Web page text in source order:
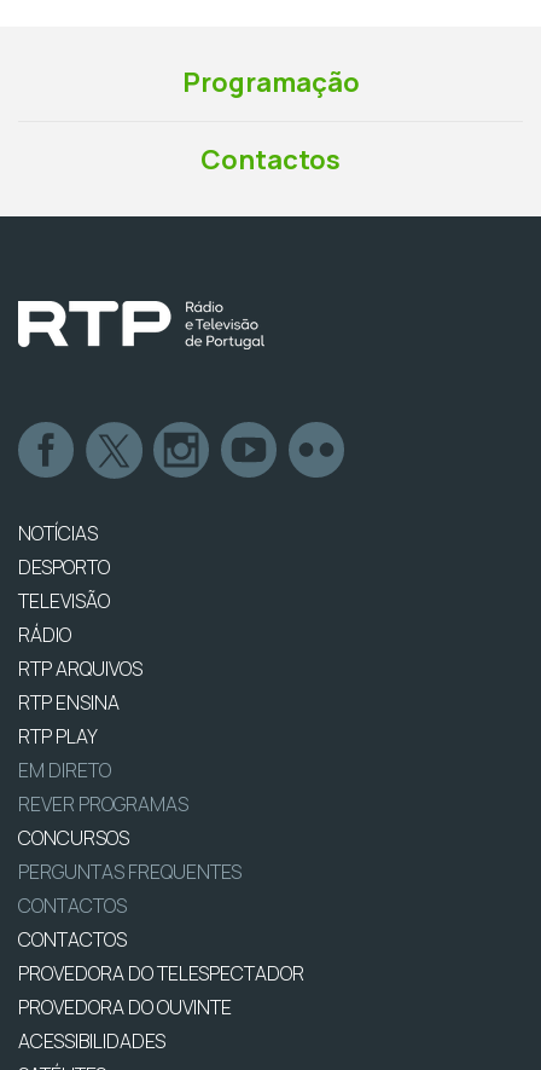
Programação
Contactos
NOTÍCIAS
DESPORTO
TELEVISÃO
RÁDIO
RTP ARQUIVOS
RTP ENSINA
RTP PLAY
EM DIRETO
REVER PROGRAMAS
CONCURSOS
PERGUNTAS FREQUENTES
CONTACTOS
CONTACTOS
PROVEDORA DO TELESPECTADOR
PROVEDORA DO OUVINTE
ACESSIBILIDADES